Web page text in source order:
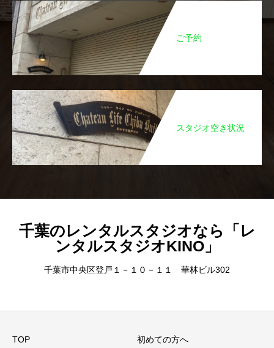
ご予約
スタジオ空き状況
千葉のレンタルスタジオなら「レ
ンタルスタジオKINO」
千葉市中央区登戸１－１０－１１ 華林ビル302
TOP 初めての方へ